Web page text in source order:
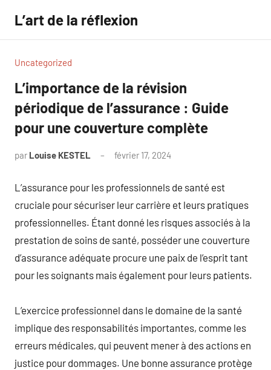
contenu
L’art de la réflexion
Uncategorized
L’importance de la révision
périodique de l’assurance : Guide
pour une couverture complète
par Louise KESTEL février 17, 2024
L’assurance pour les professionnels de santé est
cruciale pour sécuriser leur carrière et leurs pratiques
professionnelles. Étant donné les risques associés à la
prestation de soins de santé, posséder une couverture
d’assurance adéquate procure une paix de l’esprit tant
pour les soignants mais également pour leurs patients.
L’exercice professionnel dans le domaine de la santé
implique des responsabilités importantes, comme les
erreurs médicales, qui peuvent mener à des actions en
justice pour dommages. Une bonne assurance protège